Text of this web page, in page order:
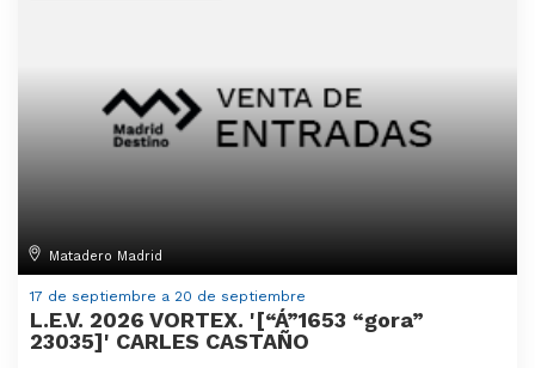
Matadero Madrid
17 de septiembre a 20 de septiembre
L.E.V. 2026 VORTEX. '[“Á”1653 “gora”
23035]' CARLES CASTAÑO